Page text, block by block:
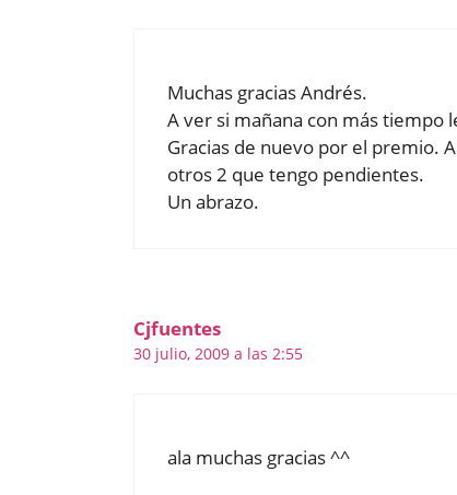
Muchas gracias Andrés.
A ver si mañana con más tiempo
Gracias de nuevo por el premio.
otros 2 que tengo pendientes.
Un abrazo.
Cjfuentes
30 julio, 2009 a las 2:55
ala muchas gracias ^^